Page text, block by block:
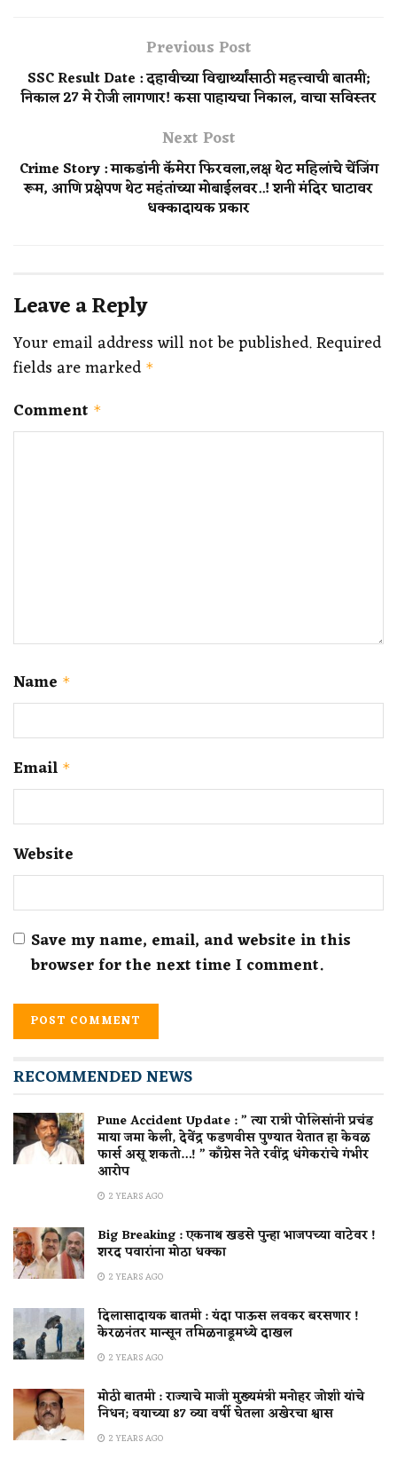
Previous Post
SSC Result Date : दहावीच्या विद्यार्थ्यांसाठी महत्त्वाची बातमी;
निकाल 27 मे रोजी लागणार! कसा पाहायचा निकाल, वाचा सविस्तर
Next Post
Crime Story : माकडांनी कॅमेरा फिरवला,लक्ष थेट महिलांचे चेंजिंग
रूम, आणि प्रक्षेपण थेट महंतांच्या मोबाईलवर..! शनी मंदिर घाटावर
धक्कादायक प्रकार
Leave a Reply
Your email address will not be published.Required
fields are marked *
Comment *
Name *
Email *
Website
Save my name, email, and website in this
browser for the next time I comment.
RECOMMENDED NEWS
Pune Accident Update : ” त्या रात्री पोलिसांनी प्रचंड
माया जमा केली, देवेंद्र फडणवीस पुण्यात येतात हा केवळ
फार्स असू शकतो…! ” काँग्रेस नेते रवींद्र धंगेकरांचे गंभीर
आरोप
2 YEARS AGO
Big Breaking : एकनाथ खडसे पुन्हा भाजपच्या वाटेवर !
शरद पवारांना मोठा धक्का
2 YEARS AGO
दिलासादायक बातमी : यंदा पाऊस लवकर बरसणार !
केरळनंतर मान्सून तमिळनाडूमध्ये दाखल
2 YEARS AGO
मोठी बातमी : राज्याचे माजी मुख्यमंत्री मनोहर जोशी यांचे
निधन; वयाच्या 87 व्या वर्षी घेतला अखेरचा श्वास
2 YEARS AGO